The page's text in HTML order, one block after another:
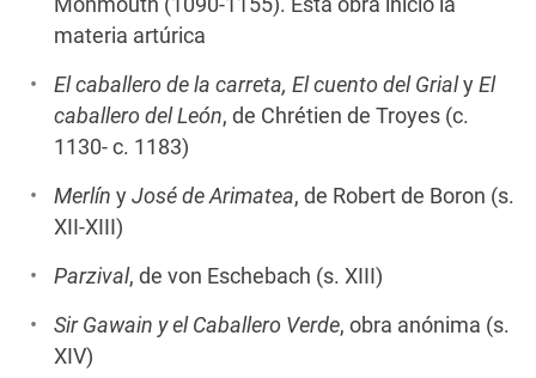
materia artúrica
El caballero de la carreta, El cuento del Grialy El
caballero del León, de Chrétien de Troyes (c.
1130- c. 1183)
Merlín y José de Arimatea, de Robert de Boron (s.
XII-XIII)
Parzival, de von Eschebach (s. XIII)
Sir Gawain y el Caballero Verde, obra anónima (s.
XIV)